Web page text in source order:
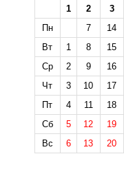
1 2 3
Пн
7 14
Вт
1 8 15
Ср
2 9 16
Чт
3 10 17
Пт
4 11 18
Сб
5 12 19
Вс
6 13 20